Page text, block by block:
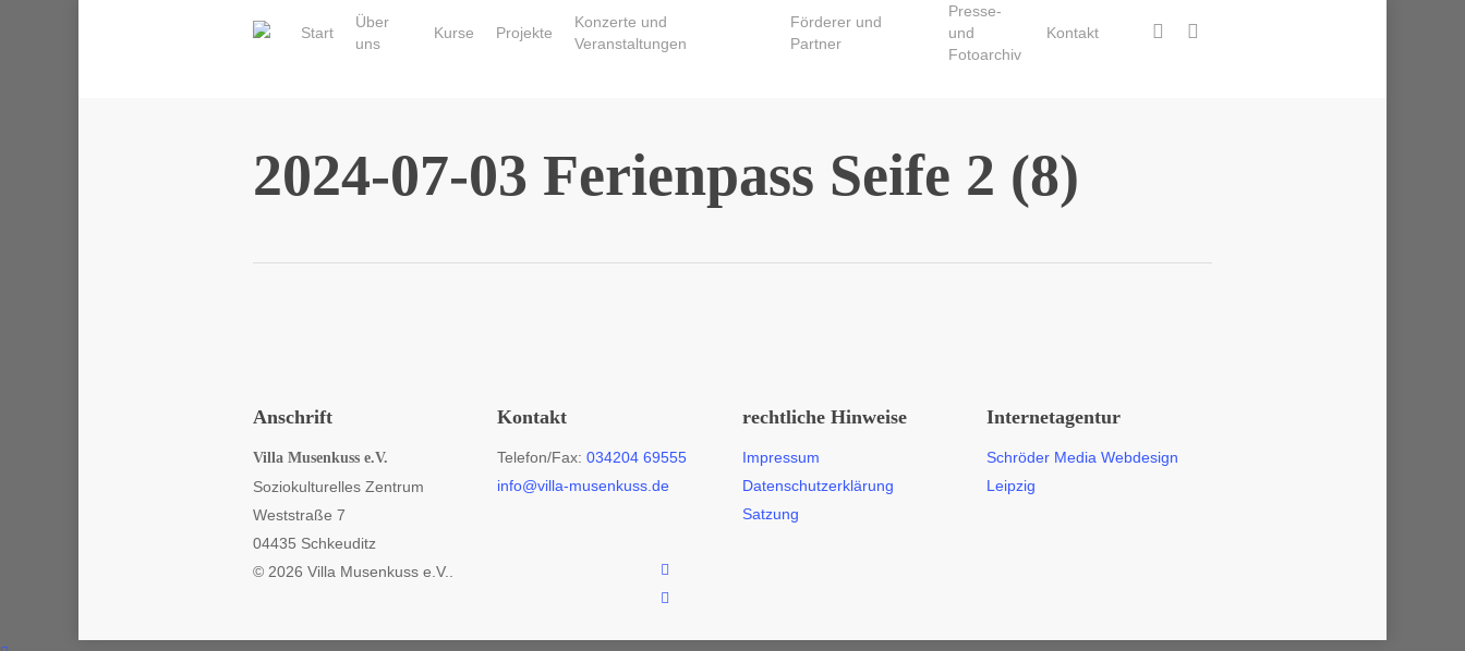
Start
Über
uns
Kurse Projekte
Konzerte und
Veranstaltungen
Förderer und
Partner
Presse-
und
Fotoarchiv
Kontakt facebookinstagram
2024-07-03 Ferienpass Seife 2 (8)
Anschrift
Villa Musenkuss e.V.
Soziokulturelles Zentrum
Weststraße 7
04435 Schkeuditz
Kontakt
Telefon/Fax:034204 69555
info@villa-musenkuss.de
rechtliche Hinweise
Impressum
Datenschutzerklärung
Satzung
Internetagentur
Schröder Media Webdesign
Leipzig
© 2026 Villa Musenkuss e.V..
facebook
instagram